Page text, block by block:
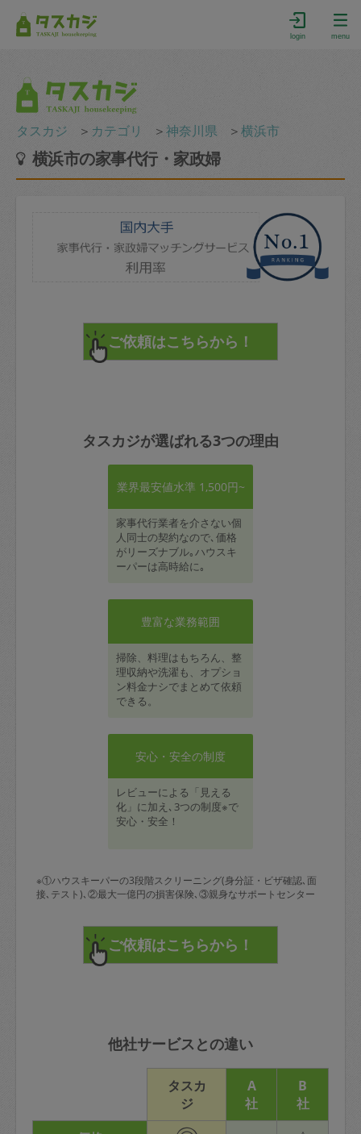
login menu
タスカジ ＞ カテゴリ ＞神奈川県 ＞横浜市
横浜市の家事代行・家政婦
タスカジが選ばれる3つの理由
業界最安値水準 1,500円~
家事代行業者を介さない個
人同士の契約なので､価格
がリーズナブル｡ハウスキ
ーパーは高時給に｡
豊富な業務範囲
掃除、料理はもちろん、整
理収納や洗濯も、オプショ
ン料金ナシでまとめて依頼
できる。
安心・安全の制度
レビューによる「見える
化」に加え､3つの制度※で
安心・安全！
※①ハウスキーパーの3段階スクリーニング(身分証・ビザ確認､面
接､テスト)､②最大一億円の損害保険､③親身なサポートセンター
他社サービスとの違い
タスカ
ジ
A
社
B
社